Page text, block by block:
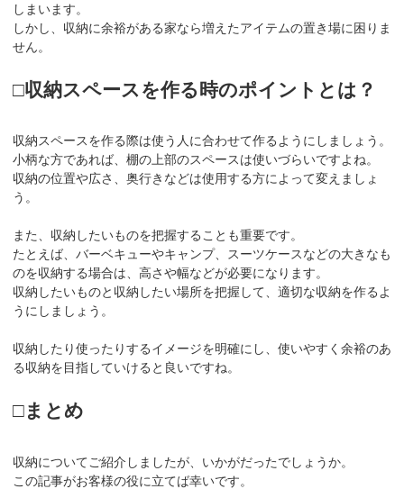
しまいます。
しかし、収納に余裕がある家なら増えたアイテムの置き場に困りま
せん。
□収納スペースを作る時のポイントとは？
収納スペースを作る際は使う人に合わせて作るようにしましょう。
小柄な方であれば、棚の上部のスペースは使いづらいですよね。
収納の位置や広さ、奥行きなどは使用する方によって変えましょ
う。
また、収納したいものを把握することも重要です。
たとえば、バーベキューやキャンプ、スーツケースなどの大きなも
のを収納する場合は、高さや幅などが必要になります。
収納したいものと収納したい場所を把握して、適切な収納を作るよ
うにしましょう。
収納したり使ったりするイメージを明確にし、使いやすく余裕のあ
る収納を目指していけると良いですね。
□まとめ
収納についてご紹介しましたが、いかがだったでしょうか。
この記事がお客様の役に立てば幸いです。